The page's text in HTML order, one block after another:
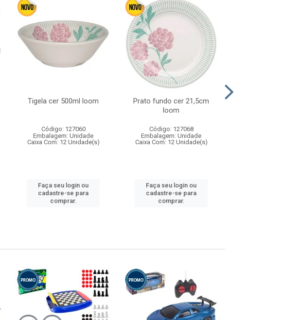
Tigela cer 500ml loom
Código: 127060
Embalagem: Unidade
Caixa Com: 12 Unidade(s)
Faça seu login ou
cadastre-se para
comprar.
Prato fundo cer 21,5cm
loom
Código: 127068
Embalagem: Unidade
Caixa Com: 12 Unidade(s)
Faça seu login ou
cadastre-se para
comprar.